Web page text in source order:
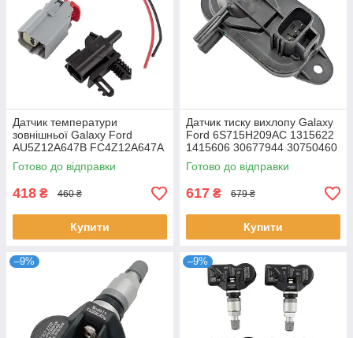
Датчик температури
зовнішньої Galaxy Ford
AU5Z12A647B FC4Z12A647A
30919082 AU5T12A647AC
DY1345 DY-1345
Готово до відправки
418 ₴ 460 ₴
Купити
Датчик тиску вихлопу Galaxy
Ford 6S715H209AC 1315622
1415606 30677944 30750460
30757183 3M5A5L200AA
Готово до відправки
617 ₴ 679 ₴
Купити
–9% –9%